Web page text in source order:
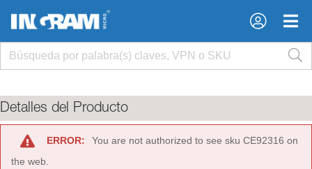
×
×
Detalles del Producto
ERROR:
You are not authorized to see sku CE92316 on
the web.